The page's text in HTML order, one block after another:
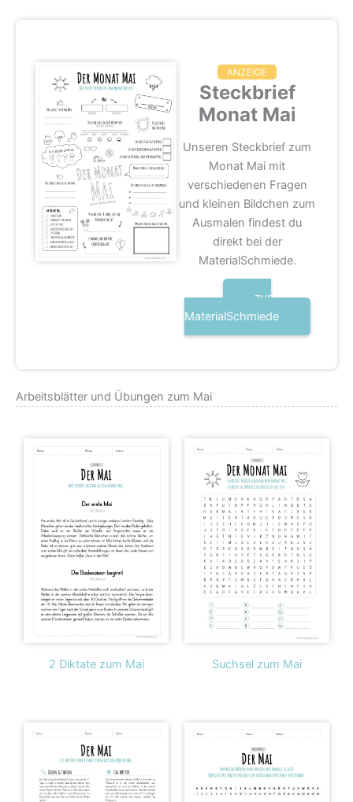
ANZEIGE
Steckbrief
Monat Mai
Unseren Steckbrief zum
Monat Mai mit
verschiedenen Fragen
und kleinen Bildchen zum
Ausmalen findest du
direkt bei der
MaterialSchmiede.
zur
MaterialSchmiede
Arbeitsblätter und Übungen zum Mai
2 Diktate zum Mai Suchsel zum Mai